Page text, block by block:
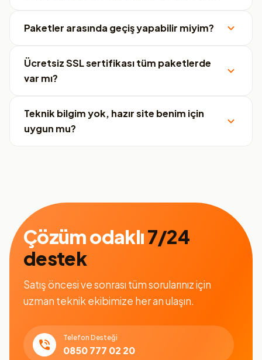
Paketler arasında geçiş yapabilir miyim?
Ücretsiz SSL sertifikası tüm paketlerde
var mı?
Teknik bilgim yok, hazır site benim için
uygun mu?
Çözüm odaklı7/24
destek
Satış öncesi ve sonrası tüm sorularınız için
uzman teknik ekibimize her an ulaşın.
Telefon Desteği
0850 777 02 20